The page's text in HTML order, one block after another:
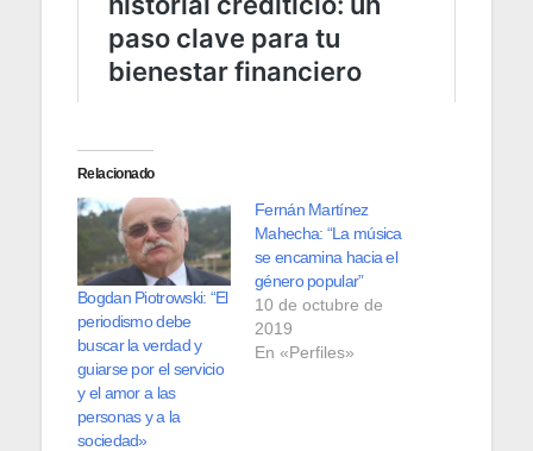
Relacionado
Bogdan Piotrowski: “El
periodismo debe
buscar la verdad y
guiarse por el servicio
y el amor a las
personas y a la
sociedad»
Fernán Martínez
Mahecha: “La música
se encamina hacia el
género popular”
10 de octubre de
2019
En «Perfiles»